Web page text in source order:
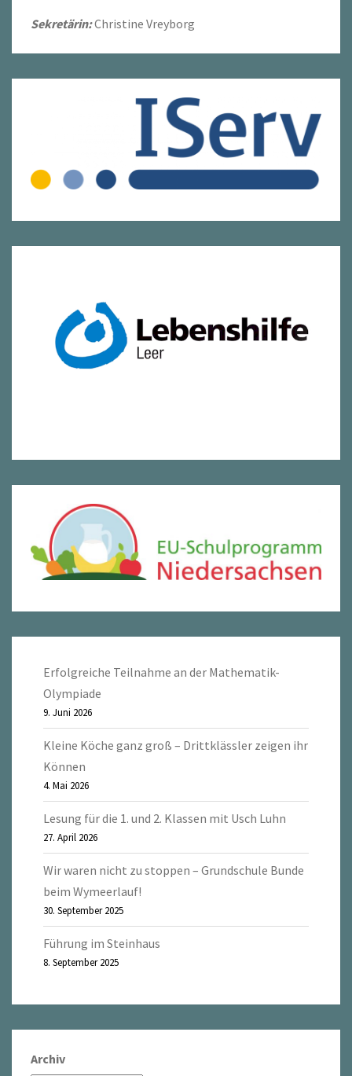
Sekretärin:Christine Vreyborg
Erfolgreiche Teilnahme an der Mathematik-
Olympiade
9. Juni 2026
Kleine Köche ganz groß – Drittklässler zeigen ihr
Können
4. Mai 2026
Lesung für die 1. und 2. Klassen mit Usch Luhn
27. April 2026
Wir waren nicht zu stoppen – Grundschule Bunde
beim Wymeerlauf!
30. September 2025
Führung im Steinhaus
8. September 2025
Archiv